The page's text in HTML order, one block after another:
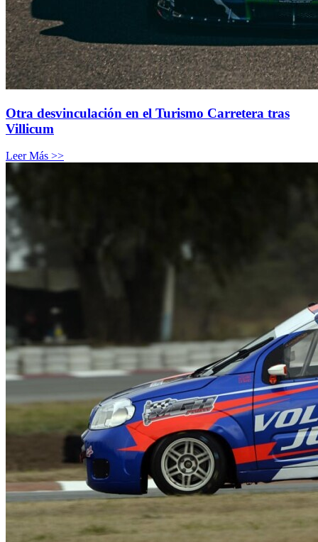
Otra desvinculación en el Turismo Carretera tras
Villicum
Leer Más >>